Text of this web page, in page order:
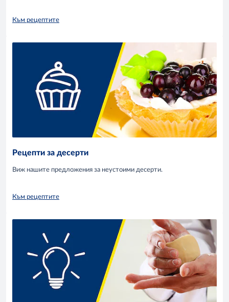
Към рецептите
Рецепти за десерти
Виж нашите предложения за неустоими десерти.
Към рецептите